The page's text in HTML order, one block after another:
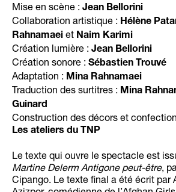
Mise en scène : Jean Bellorini
Collaboration artistique : Hélène
Rahnamaei et Naim Karimi
Création lumière : Jean Bellorini
Création sonore : Sébastien Trouvé
Adaptation : Mina Rahnamaei
Traduction des surtitres : Mina
Guinard
Construction des décors et
Les ateliers du TNP
Le texte qui ouvre le spectacle est
Martine Delerm Antigone peut-être,
Cipango. Le texte final a été écrit par